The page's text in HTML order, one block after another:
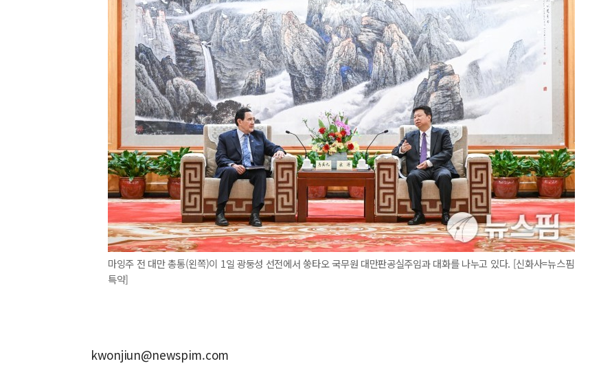
마잉주 전 대만 총통(왼쪽)이 1일 광둥성 선전에서 쑹타오 국무원 대만판공실주임과 대화를 나누고 있다. [신화사=뉴스핌
특약]
kwonjiun@newspim.com